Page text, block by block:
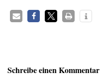
Schreibe einen Kommentar